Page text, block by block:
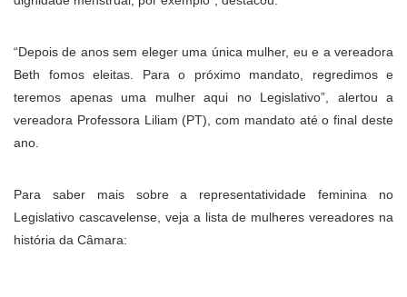
“Depois de anos sem eleger uma única mulher, eu e a vereadora
Beth fomos eleitas. Para o próximo mandato, regredimos e
teremos apenas uma mulher aqui no Legislativo”, alertou a
vereadora Professora Liliam (PT), com mandato até o final deste
ano.
Para saber mais sobre a representatividade feminina no
Legislativo cascavelense, veja a lista de mulheres vereadores na
história da Câmara: